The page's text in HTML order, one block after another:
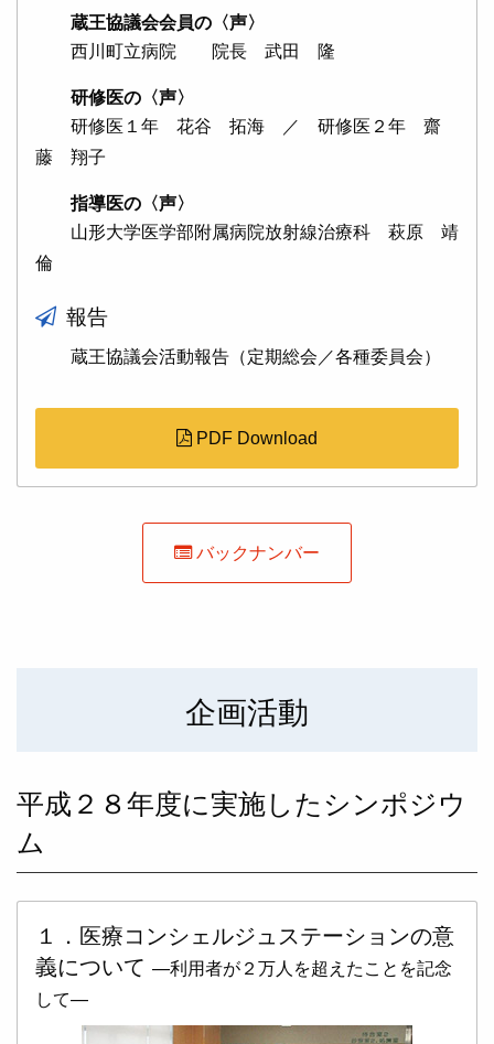
蔵王協議会会員の〈声〉
西川町立病院 院長 武田 隆
研修医の〈声〉
研修医１年 花谷 拓海 ／ 研修医２年 齋
藤 翔子
指導医の〈声〉
山形大学医学部附属病院放射線治療科 萩原 靖
倫
報告
蔵王協議会活動報告（定期総会／各種委員会）
PDF Download
バックナンバー
企画活動
平成２８年度に実施したシンポジウ
ム
１．医療コンシェルジュステーションの意
義について —利用者が２万人を超えたことを記念
して—